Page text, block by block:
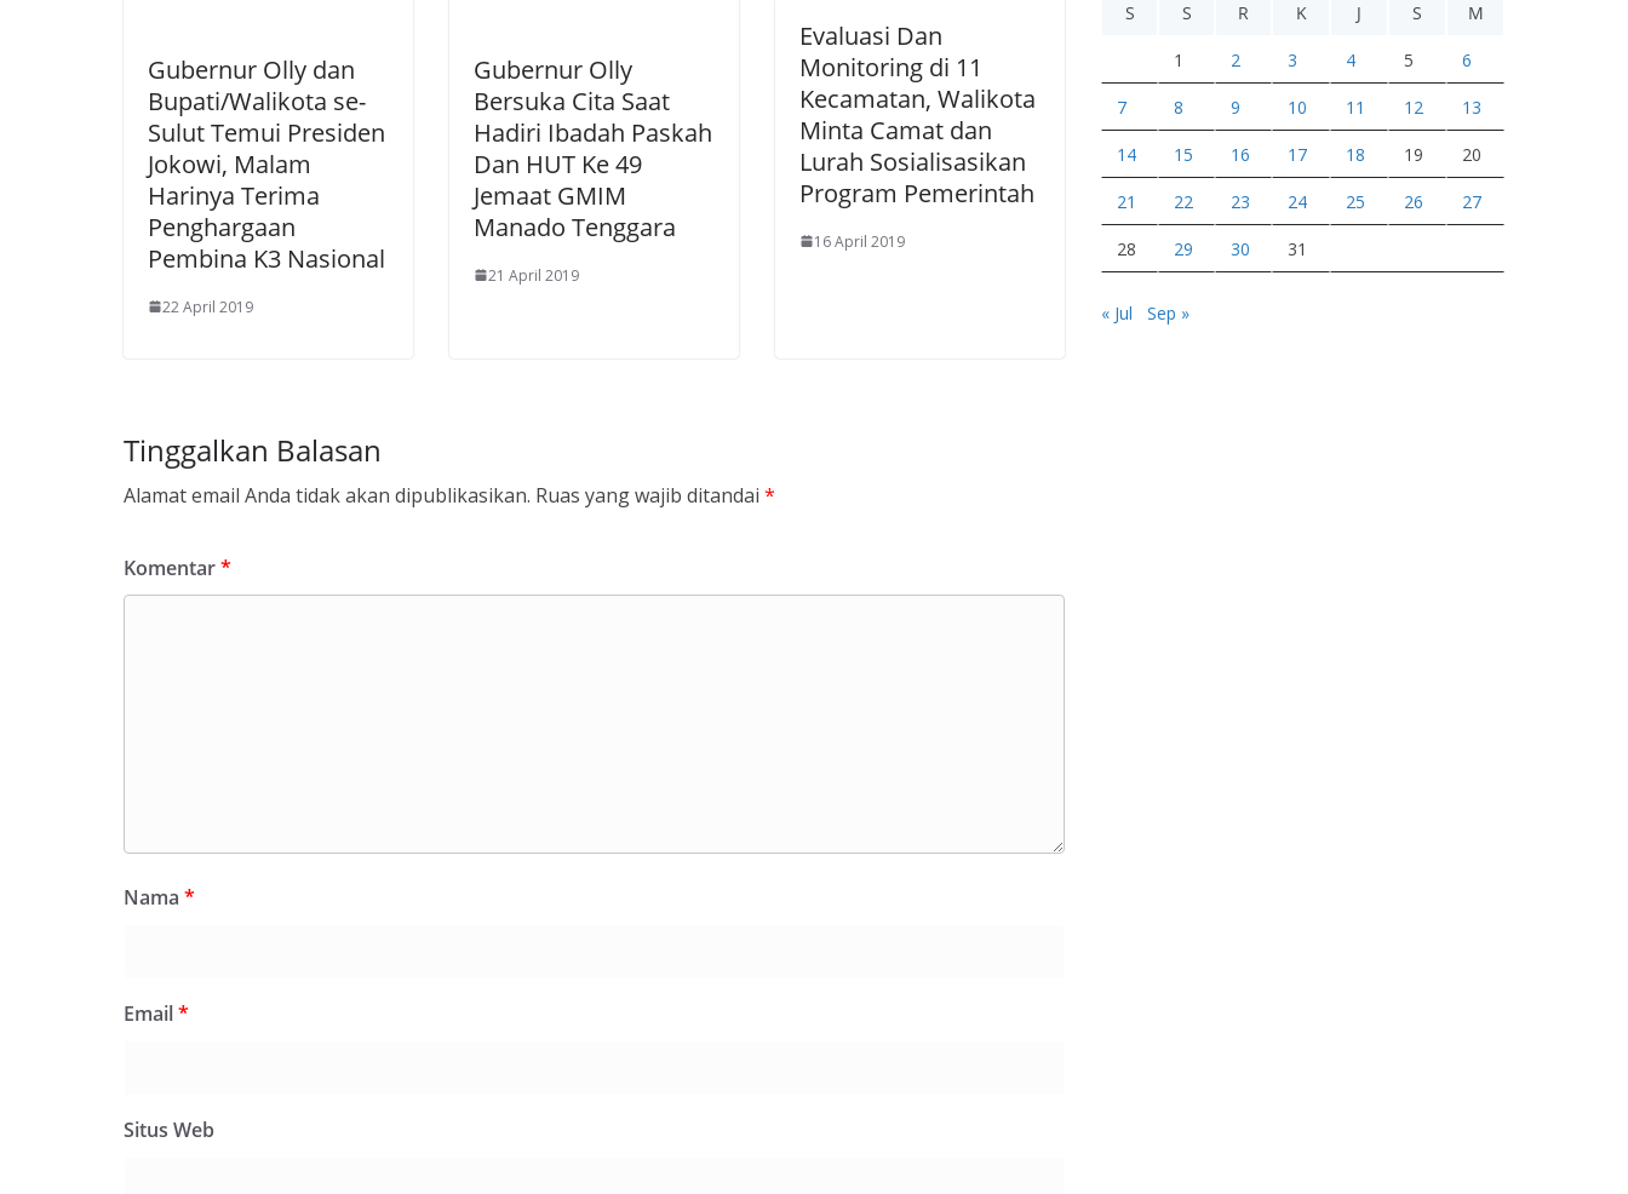
Gubernur Olly dan
Bupati/Walikota se-
Sulut Temui Presiden
Jokowi, Malam
Harinya Terima
Penghargaan
Pembina K3 Nasional
22 April 2019
Gubernur Olly
Bersuka Cita Saat
Hadiri Ibadah Paskah
Dan HUT Ke 49
Jemaat GMIM
Manado Tenggara
21 April 2019
Evaluasi Dan
Monitoring di 11
Kecamatan, Walikota
Minta Camat dan
Lurah Sosialisasikan
Program Pemerintah
16 April 2019
Tinggalkan Balasan
Alamat email Anda tidak akan dipublikasikan. Ruas yang wajib ditandai *
Komentar*
Nama *
Email*
Situs Web
S
S R K J S M
1 2 3 4 5 6
7 8 9 10 11 12 13
14 15 16 17 18 19 20
21 22 23 24 25 26 27
28 29 30 31
« Jul Sep »